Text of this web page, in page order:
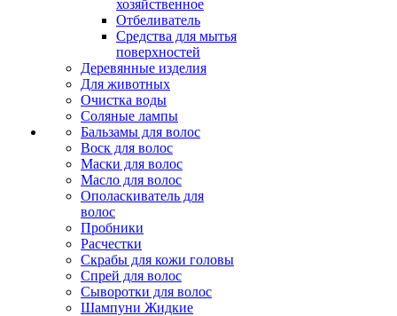
хозяйственное
Отбеливатель
Средства для мытья
поверхностей
Деревянные изделия
Для животных
Очистка воды
Соляные лампы
Бальзамы для волос
Воск для волос
Маски для волос
Масло для волос
Ополаскиватель для
волос
Пробники
Расчестки
Скрабы для кожи головы
Спрей для волос
Сыворотки для волос
Шампуни Жидкие